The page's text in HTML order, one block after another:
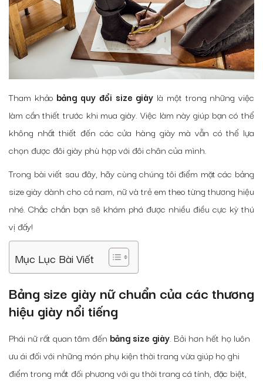
Tham khảo bảng quy đổi size giày là một trong những việc
làm cần thiết trước khi mua giày. Việc làm này giúp bạn có thể
không nhất thiết đến các cửa hàng giày mà vẫn có thể lựa
chọn được đôi giày phù hợp với đôi chân của mình.
Trong bài viết sau đây, hãy cùng chúng tôi điểm mặt các bảng
size giày dành cho cả nam, nữ và trẻ em theo từng thương hiệu
nhé. Chắc chắn bạn sẽ khám phá được nhiều điều cực kỳ thú
vị đấy!
Mục Lục Bài Viết
Bảng size giày nữ chuẩn của các thương
hiệu giày nổi tiếng
Phái nữ rất quan tâm đến bảng size giày. Bởi hơn hết họ luôn
ưu ái đối với những món phụ kiện thời trang vừa giúp họ ghi
điểm trong mắt đối phương với gu thời trang cá tính, đặc biệt,